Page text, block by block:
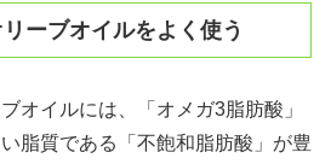
ーブオイルをよく使う
オイルには、「オメガ3脂肪酸」
脂質である「不飽和脂肪酸」が豊